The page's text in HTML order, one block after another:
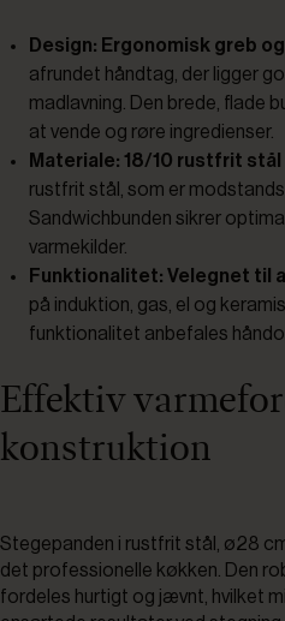
Design: Ergonomisk greb
afrundet håndtag, der ligger
madlavning. Den brede, flade
at vende og røre ingredienser.
Materiale: 18/10 rustfrit stål
rustfrit stål, som er
Sandwichbunden sikrer
varmekilder.
Funktionalitet: Velegnet til
på induktion, gas, el og
funktionalitet anbefales
Effektiv
konstruktion
Stegepanden i rustfrit stål, ø28
det professionelle køkken. Den
fordeles hurtigt og jævnt, hvilket